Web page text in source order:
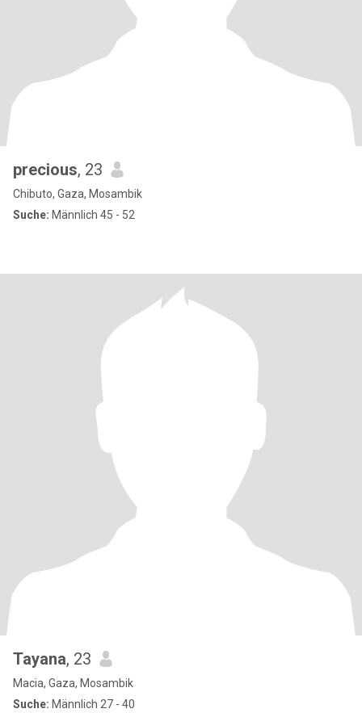
precious, 23
Chibuto, Gaza, Mosambik
Suche: Männlich 45 - 52
Tayana, 23
Macia, Gaza, Mosambik
Suche: Männlich 27 - 40